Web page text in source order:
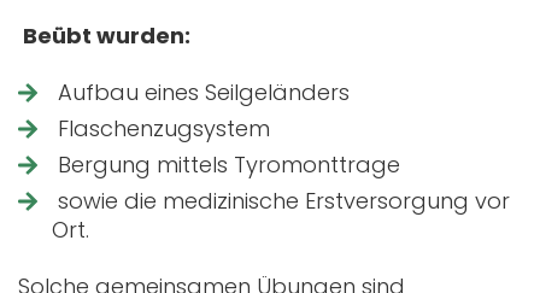
Beübt wurden:
Aufbau eines Seilgeländers
Flaschenzugsystem
Bergung mittels Tyromonttrage
sowie die medizinische Erstversorgung vor
Ort.
Solche gemeinsamen Übungen sind